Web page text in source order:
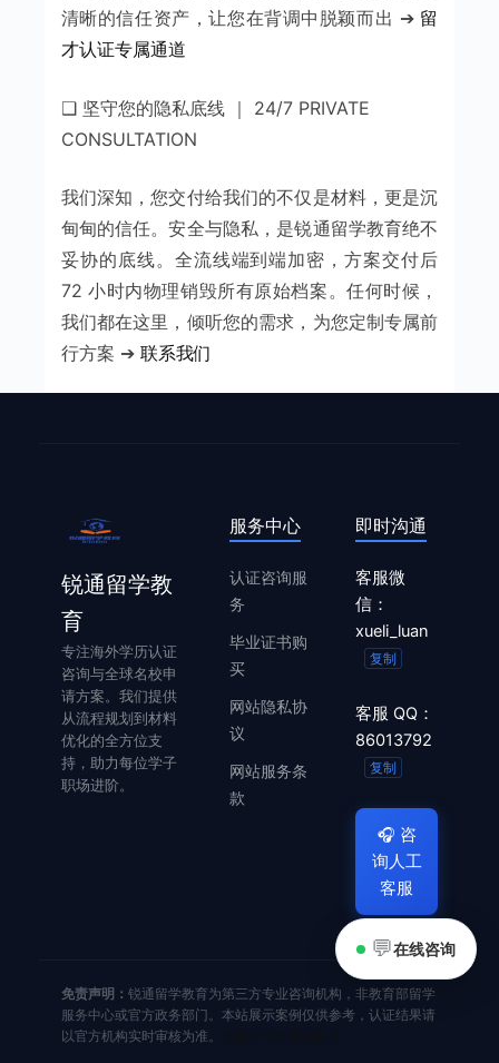
清晰的信任资产，让您在背调中脱颖而出 ➔ 留
才认证专属通道
❑ 坚守您的隐私底线 ｜ 24/7 PRIVATE
CONSULTATION
我们深知，您交付给我们的不仅是材料，更是沉
甸甸的信任。安全与隐私，是锐通留学教育绝不
妥协的底线。全流线端到端加密，方案交付后
72 小时内物理销毁所有原始档案。任何时候，
我们都在这里，倾听您的需求，为您定制专属前
行方案 ➔ 联系我们
锐通留学教
育
专注海外学历认证
咨询与全球名校申
请方案。我们提供
从流程规划到材料
优化的全方位支
持，助力每位学子
职场进阶。
服务中心
认证咨询服
务
毕业证书购
买
网站隐私协
议
网站服务条
款
即时沟通
客服微
信：
xueli_luan
复制
客服 QQ：
86013792
复制
🎧 咨
询人工
客服
免责声明： 锐通留学教育为第三方专业咨询机构，非教育部留学
服务中心或官方政务部门。本站展示案例仅供参考，认证结果请
以官方机构实时审核为准。
💬在线咨询